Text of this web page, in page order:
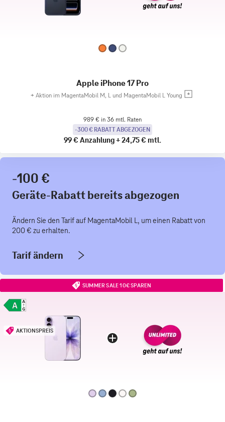
Apple iPhone 17 Pro
+ Aktion im MagentaMobil M, L und MagentaMobil L Young
989 € in 36 mtl. Raten
-300 € RABATT ABGEZOGEN
99 € Anzahlung+24,75 € mtl.
-100 €
Geräte-Rabatt bereits abgezogen
Ändern Sie den Tarif auf MagentaMobil L, um einen Rabatt von
200 € zu erhalten.
Tarif ändern
SUMMER SALE 10€ SPAREN
AKTIONSPREIS